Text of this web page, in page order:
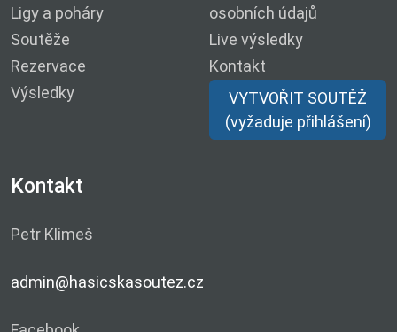
Ligy a poháry
Soutěže
Rezervace
Výsledky
osobních údajů
Live výsledky
Kontakt
VYTVOŘIT SOUTĚŽ
(vyžaduje přihlášení)
Kontakt
Petr Klimeš
admin@hasicskasoutez.cz